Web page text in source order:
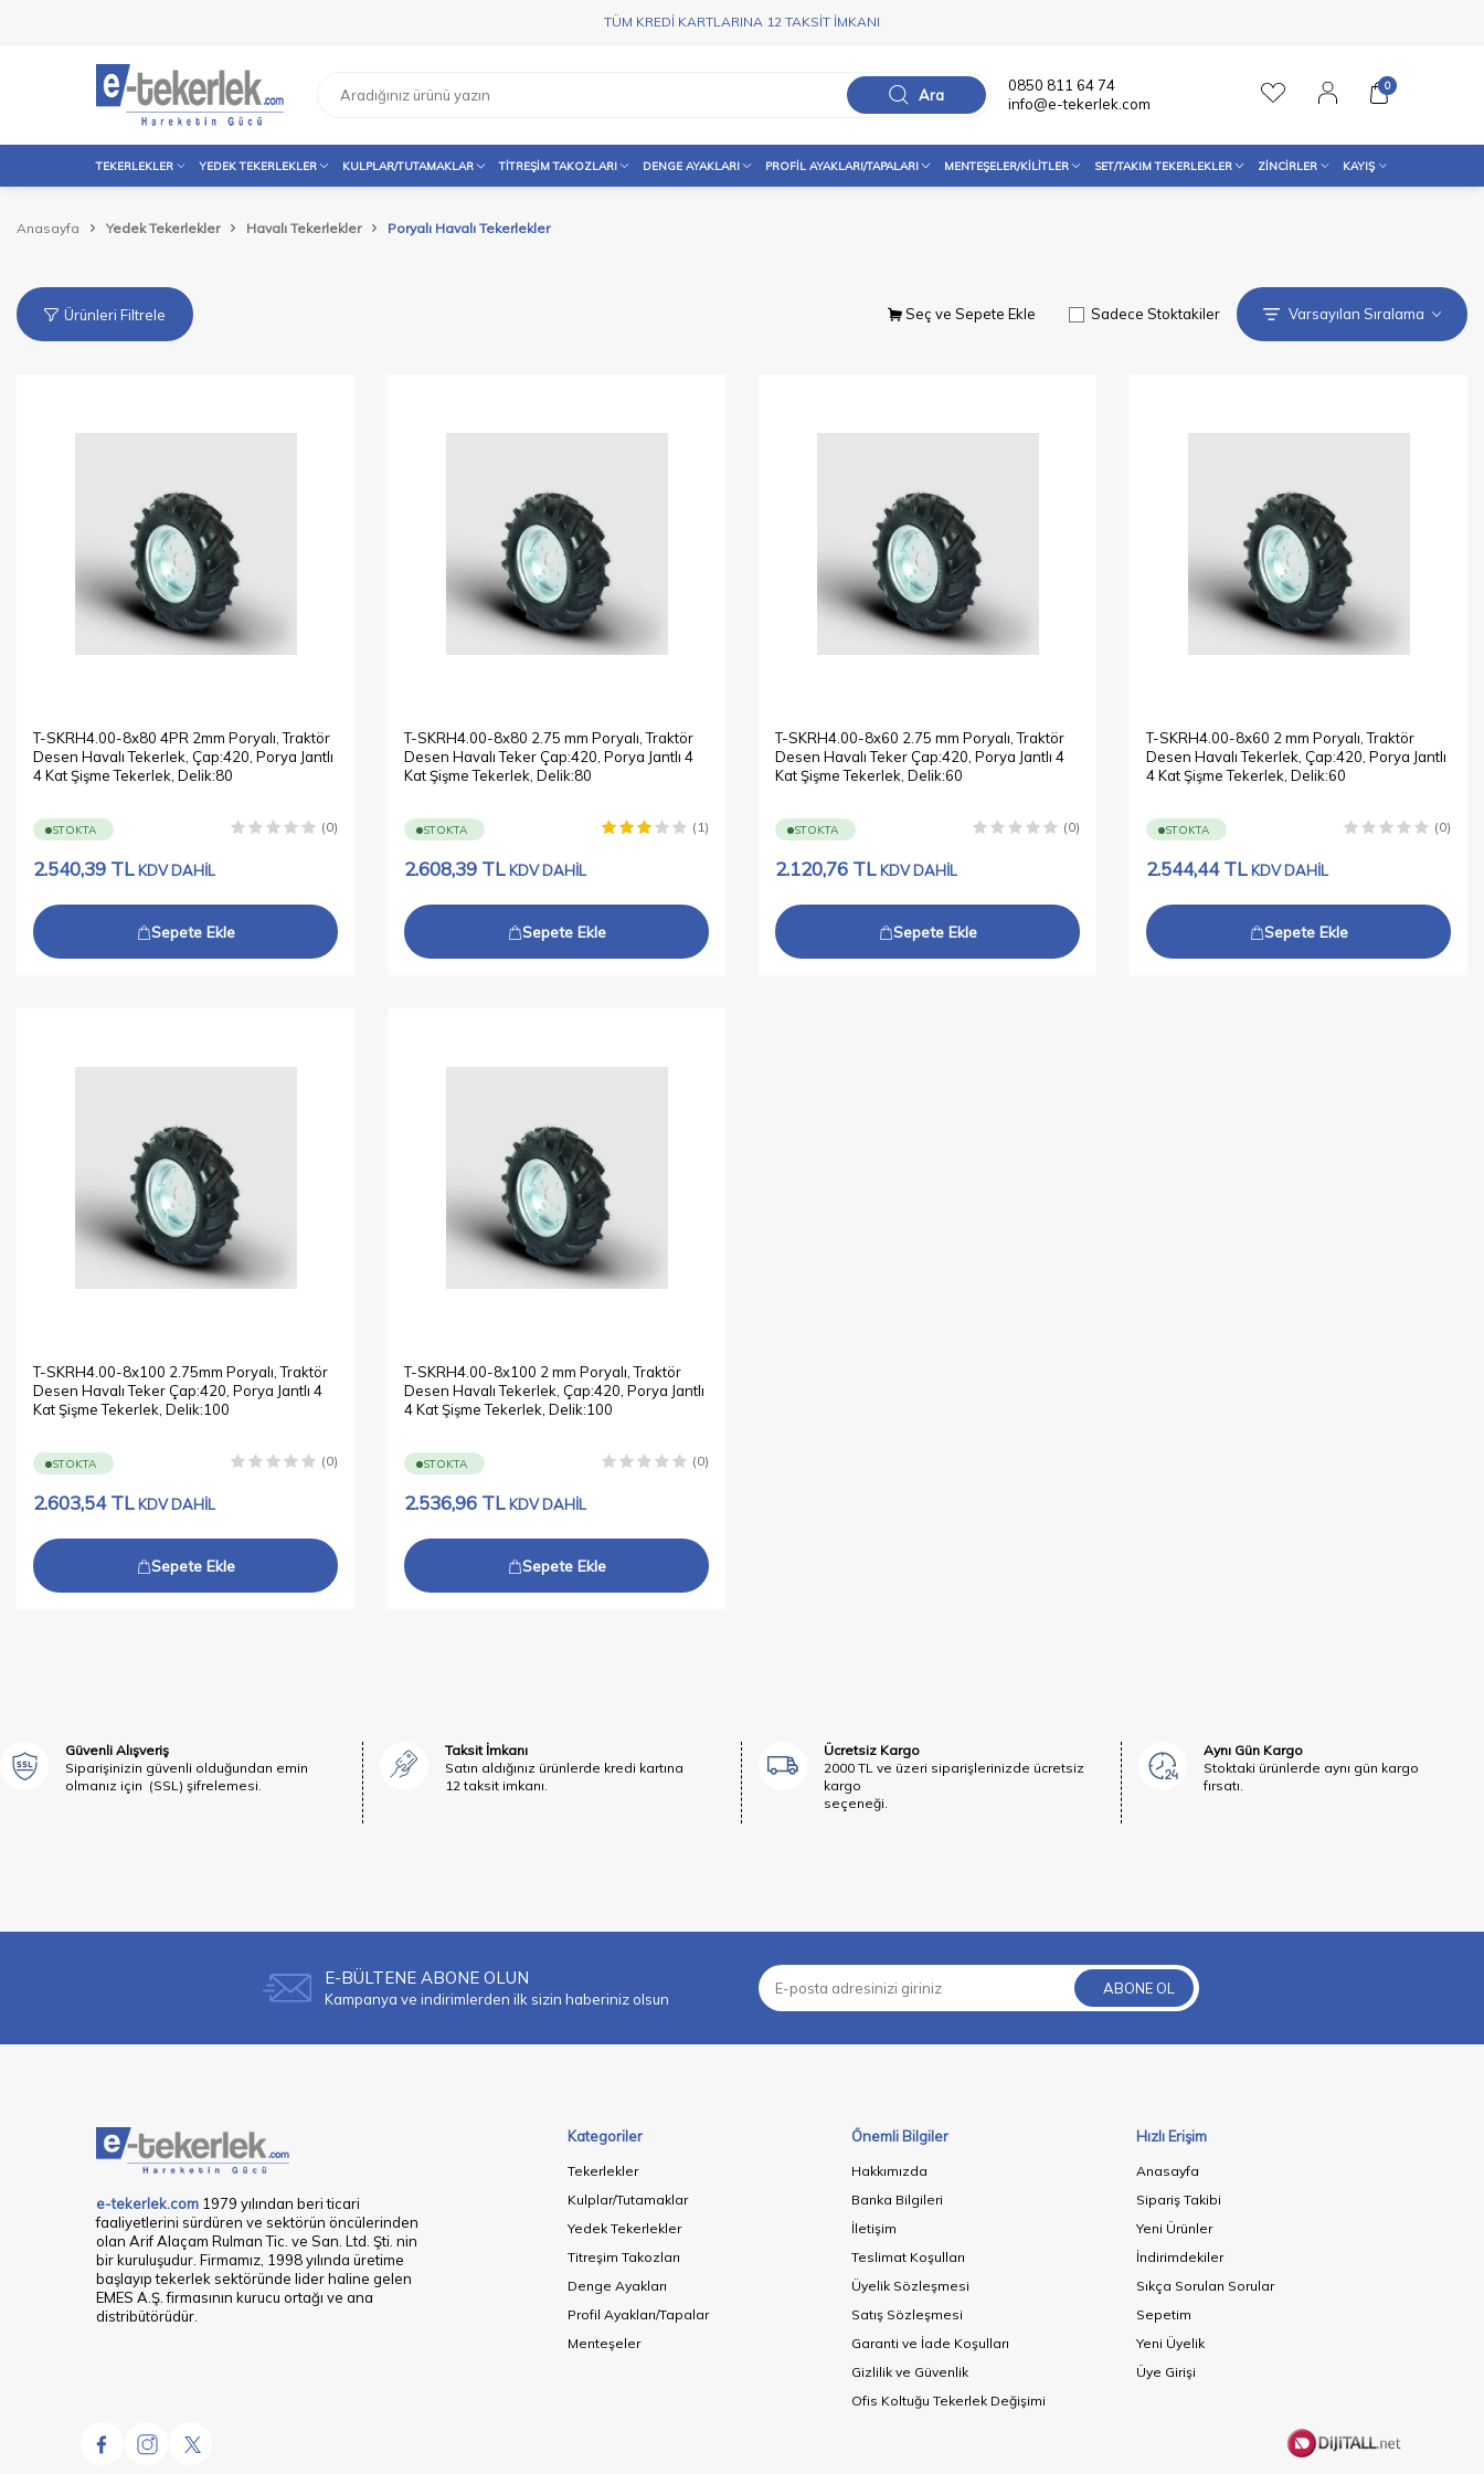
TÜM KREDİ KARTLARINA 12 TAKSİT İMKANI
Ara
0850 811 64 74
info@e-tekerlek.com
0
TEKERLEKLER YEDEK TEKERLEKLER KULPLAR/TUTAMAKLAR TITREŞIM TAKOZLARI DENGE AYAKLARI PROFIL AYAKLARI/TAPALARI MENTEŞELER/KILITLER SET/TAKIM TEKERLEKLER ZINCIRLER KAYIŞ
Anasayfa Yedek Tekerlekler Havalı Tekerlekler Poryalı Havalı Tekerlekler
Ürünleri Filtrele Sadece Stoktakiler
Seç ve Sepete Ekle
T-SKRH4.00-8x80 4PR 2mm Poryalı, Traktör
Desen Havalı Tekerlek, Çap:420, Porya Jantlı
4 Kat Şişme Tekerlek, Delik:80
STOKTA (0)
2.540,39 TL KDV DAHİL
Sepete Ekle
T-SKRH4.00-8x80 2.75 mm Poryalı, Traktör
Desen Havalı Teker Çap:420, Porya Jantlı 4
Kat Şişme Tekerlek, Delik:80
STOKTA (1)
2.608,39 TL KDV DAHİL
Sepete Ekle
T-SKRH4.00-8x60 2.75 mm Poryalı, Traktör
Desen Havalı Teker Çap:420, Porya Jantlı 4
Kat Şişme Tekerlek, Delik:60
STOKTA (0)
2.120,76 TL KDV DAHİL
Sepete Ekle
T-SKRH4.00-8x60 2 mm Poryalı, Traktör
Desen Havalı Tekerlek, Çap:420, Porya Jantlı
4 Kat Şişme Tekerlek, Delik:60
STOKTA (0)
2.544,44TL KDV DAHİL
Sepete Ekle
T-SKRH4.00-8x100 2.75mm Poryalı, Traktör
Desen Havalı Teker Çap:420, Porya Jantlı 4
Kat Şişme Tekerlek, Delik:100
STOKTA (0)
2.603,54TL KDV DAHİL
Sepete Ekle
T-SKRH4.00-8x100 2 mm Poryalı, Traktör
Desen Havalı Tekerlek, Çap:420, Porya Jantlı
4 Kat Şişme Tekerlek, Delik:100
STOKTA (0)
2.536,96 TL KDV DAHİL
Sepete Ekle
Güvenli Alışveriş
Siparişinizin güvenli olduğundan emin
olmanız için (SSL) şifrelemesi.
Taksit İmkanı
Satın aldığınız ürünlerde kredi kartına
12 taksit imkanı.
Ücretsiz Kargo
2000 TL ve üzeri siparişlerinizde ücretsiz
kargo
seçeneği.
Aynı Gün Kargo
Stoktaki ürünlerde aynı gün kargo
fırsatı.
E-BÜLTENE ABONE OLUN
Kampanya ve indirimlerden ilk sizin haberiniz olsun
ABONE OL
e-tekerlek.com 1979 yılından beri ticari
faaliyetlerini sürdüren ve sektörün öncülerinden
olan Arif Alaçam Rulman Tic. ve San. Ltd. Şti. nin
bir kuruluşudur. Firmamız, 1998 yılında üretime
başlayıp tekerlek sektöründe lider haline gelen
EMES A.Ş. firmasının kurucu ortağı ve ana
distribütörüdür.
Kategoriler
Tekerlekler
Kulplar/Tutamaklar
Yedek Tekerlekler
Titreşim Takozları
Denge Ayakları
Profil Ayakları/Tapalar
Menteşeler
Önemli Bilgiler
Hakkımızda
Banka Bilgileri
İletişim
Teslimat Koşulları
Üyelik Sözleşmesi
Satış Sözleşmesi
Garanti ve İade Koşulları
Gizlilik ve Güvenlik
Ofis Koltuğu Tekerlek Değişimi
Hızlı Erişim
Anasayfa
Sipariş Takibi
Yeni Ürünler
İndirimdekiler
Sıkça Sorulan Sorular
Sepetim
Yeni Üyelik
Üye Girişi